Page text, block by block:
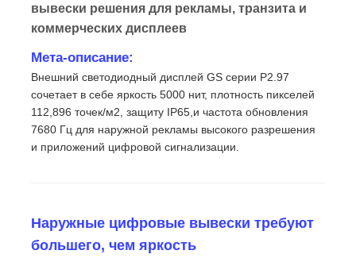
Продукты
VR Шоу
вывески решения для рекламы, транзита и
коммерческих дисплеев
Мета-описание:
Внешний светодиодный дисплей GS серии P2.97
сочетает в себе яркость 5000 нит, плотность пикселей
112,896 точек/м2, защиту IP65,и частота обновления
7680 Гц для наружной рекламы высокого разрешения
и приложений цифровой сигнализации.
Наружные цифровые вывески требуют
большего, чем яркость